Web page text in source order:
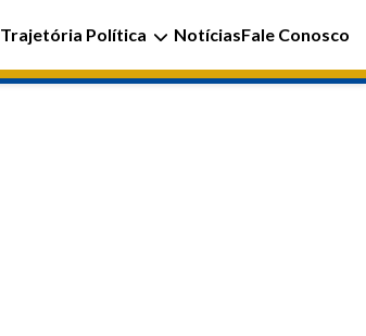
Trajetória Política NotíciasFale Conosco